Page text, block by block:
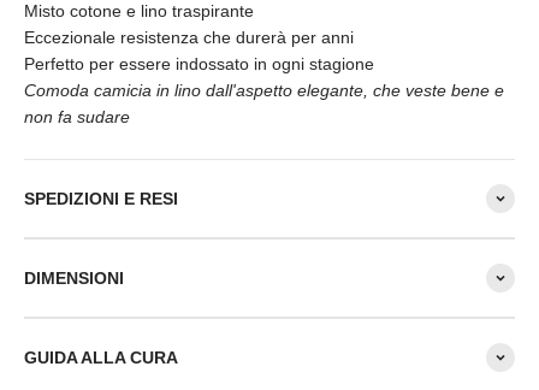
Misto cotone e lino traspirante
Eccezionale resistenza che durerà per anni
Perfetto per essere indossato in ogni stagione
Comoda camicia in lino dall'aspetto elegante, che veste bene e
non fa sudare
SPEDIZIONI E RESI
DIMENSIONI
GUIDA ALLA CURA